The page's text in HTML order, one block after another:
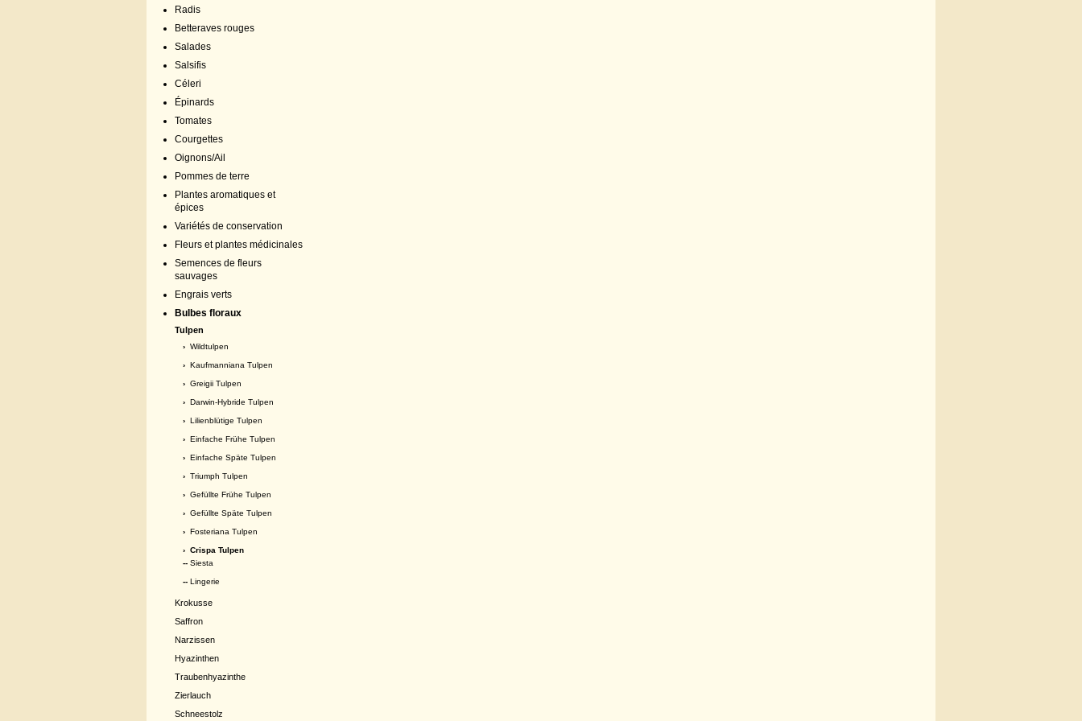
Radis
Betteraves rouges
Salades
Salsifis
Céleri
Épinards
Tomates
Courgettes
Oignons/Ail
Pommes de terre
Plantes aromatiques et
épices
Variétés de conservation
Fleurs et plantes médicinales
Semences de fleurs
sauvages
Engrais verts
Bulbes floraux
Tulpen
› Wildtulpen
› Kaufmanniana Tulpen
› Greigii Tulpen
› Darwin-Hybride Tulpen
› Lilienblütige Tulpen
› Einfache Frühe Tulpen
› Einfache Späte Tulpen
› Triumph Tulpen
› Gefüllte Frühe Tulpen
› Gefüllte Späte Tulpen
› Fosteriana Tulpen
› Crispa Tulpen
-- Siesta
-- Lingerie
Krokusse
Saffron
Narzissen
Hyazinthen
Traubenhyazinthe
Zierlauch
Schneestolz